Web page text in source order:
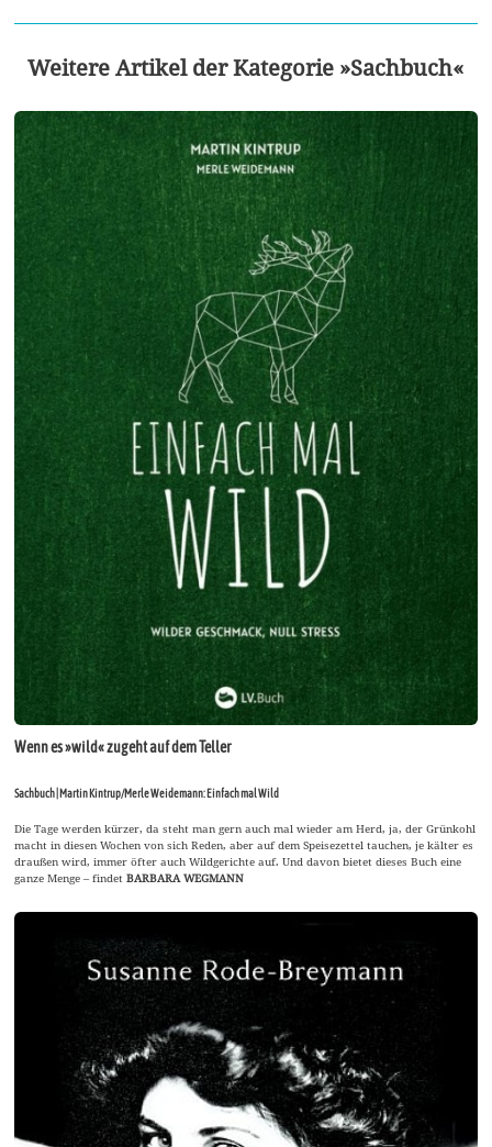
Weitere Artikel der Kategorie »Sachbuch«
Wenn es »wild« zugeht auf dem Teller
Sachbuch | Martin Kintrup/Merle Weidemann: Einfach mal Wild
Die Tage werden kürzer, da steht man gern auch mal wieder am Herd, ja, der Grünkohl
macht in diesen Wochen von sich Reden, aber auf dem Speisezettel tauchen, je kälter es
draußen wird, immer öfter auch Wildgerichte auf. Und davon bietet dieses Buch eine
ganze Menge – findetBARBARA WEGMANN